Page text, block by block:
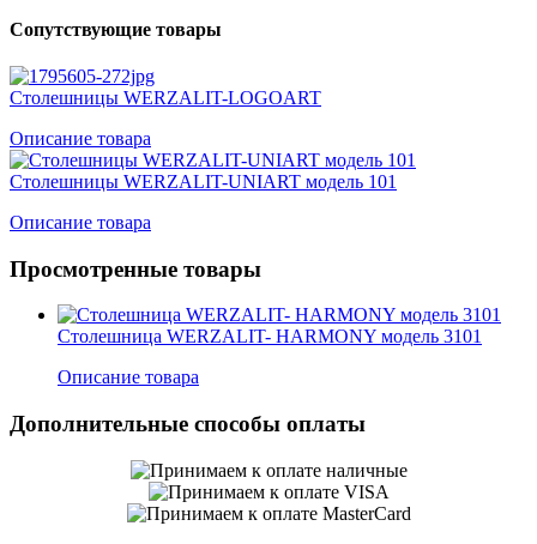
Сопутствующие товары
Столешницы WERZALIT-LOGOART
Описание товара
Столешницы WERZALIT-UNIART модель 101
Описание товара
Просмотренные товары
Столешница WERZALIT- HARMONY модель 3101
Описание товара
Дополнительные способы оплаты